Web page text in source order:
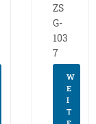
ZS
G-
103
7
W
E
I
T